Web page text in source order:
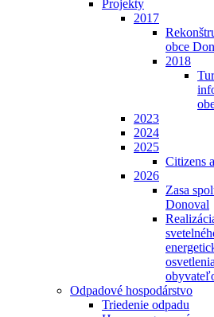
Projekty
2017
obce
2018
2023
2024
2025
Citizens
2026
Zasa
Donoval
Odpadové hospodárstvo
Triedenie odpadu